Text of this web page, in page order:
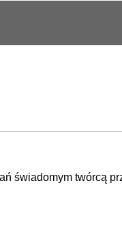
świadomym twórcą